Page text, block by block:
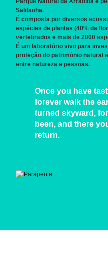
Saldanha.
É composta por diversos
espécies de plantas (40% da
vertebrados e mais de 2000
É um laboratório vivo para
proteção do património natural
entre natureza e pessoas.
Once you have
forever walk the
turned skyward,
been, and there
return.